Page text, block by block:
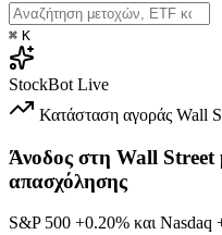
⌘ K
StockBot Live
Κατάσταση αγοράς Wall
Άνοδος στη Wall Street
απασχόλησης
S&P 500 +0.20% και Nasdaq